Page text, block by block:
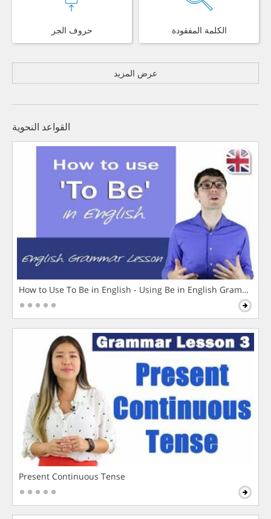
حروف الجر الكلمة المفقودة
عرض المزيد
القواعد النحوية
How to Use To Be in English - Using Be in English Grammar
Present Continuous Tense